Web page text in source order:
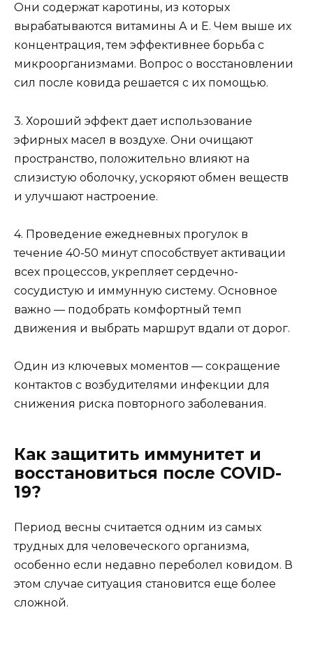
Они содержат каротины, из которых
вырабатываются витамины А и Е. Чем выше их
концентрация, тем эффективнее борьба с
микроорганизмами. Вопрос о восстановлении
сил после ковида решается с их помощью.
3. Хороший эффект дает использование
эфирных масел в воздухе. Они очищают
пространство, положительно влияют на
слизистую оболочку, ускоряют обмен веществ
и улучшают настроение.
4. Проведение ежедневных прогулок в
течение 40-50 минут способствует активации
всех процессов, укрепляет сердечно-
сосудистую и иммунную систему. Основное
важно — подобрать комфортный темп
движения и выбрать маршрут вдали от дорог.
Один из ключевых моментов — сокращение
контактов с возбудителями инфекции для
снижения риска повторного заболевания.
Как защитить иммунитет и
восстановиться после COVID-
19?
Период весны считается одним из самых
трудных для человеческого организма,
особенно если недавно переболел ковидом. В
этом случае ситуация становится еще более
сложной.